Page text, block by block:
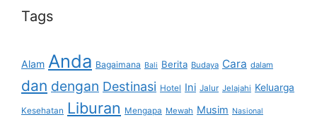
Tags
Alam Anda Bagaimana Bali Berita Budaya Cara dalam
dan dengan Destinasi Hotel Ini Jalur Jelajahi Keluarga
Kesehatan Liburan Mengapa Mewah Musim Nasional